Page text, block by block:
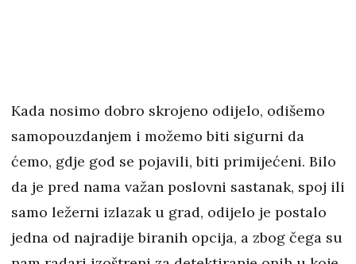
Kada nosimo dobro skrojeno odijelo, odišemo
samopouzdanjem i možemo biti sigurni da
ćemo, gdje god se pojavili, biti primijećeni. Bilo
da je pred nama važan poslovni sastanak, spoj ili
samo ležerni izlazak u grad, odijelo je postalo
jedna od najradije biranih opcija, a zbog čega su